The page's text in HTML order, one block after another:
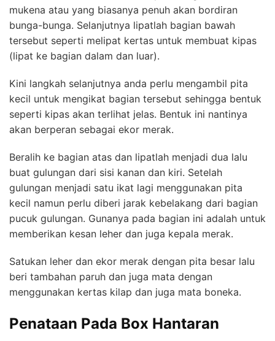
mukena atau yang biasanya penuh akan bordiran
bunga-bunga. Selanjutnya lipatlah bagian bawah
tersebut seperti melipat kertas untuk membuat kipas
(lipat ke bagian dalam dan luar).
Kini langkah selanjutnya anda perlu mengambil pita
kecil untuk mengikat bagian tersebut sehingga bentuk
seperti kipas akan terlihat jelas. Bentuk ini nantinya
akan berperan sebagai ekor merak.
Beralih ke bagian atas dan lipatlah menjadi dua lalu
buat gulungan dari sisi kanan dan kiri. Setelah
gulungan menjadi satu ikat lagi menggunakan pita
kecil namun perlu diberi jarak kebelakang dari bagian
pucuk gulungan. Gunanya pada bagian ini adalah untuk
memberikan kesan leher dan juga kepala merak.
Satukan leher dan ekor merak dengan pita besar lalu
beri tambahan paruh dan juga mata dengan
menggunakan kertas kilap dan juga mata boneka.
Penataan Pada Box Hantaran